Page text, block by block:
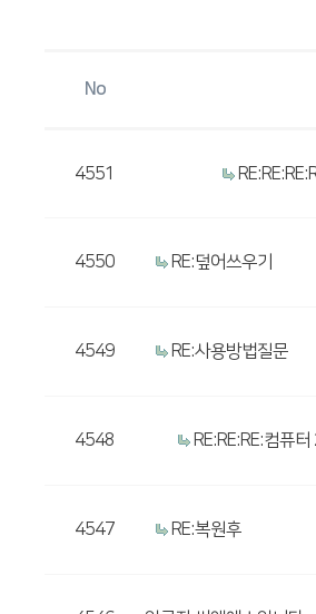
No
4551
4550 RE:덮어쓰우기
4549 RE:사용방법질문
4548 RE:RE:RE:컴퓨
4547 RE:복원후